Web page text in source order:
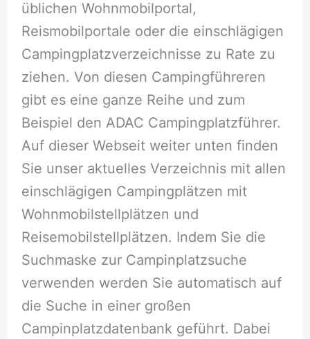
üblichen Wohnmobilportal,
Reismobilportale oder die einschlägigen
Campingplatzverzeichnisse zu Rate zu
ziehen. Von diesen Campingführeren
gibt es eine ganze Reihe und zum
Beispiel den ADAC Campingplatzführer.
Auf dieser Webseit weiter unten finden
Sie unser aktuelles Verzeichnis mit allen
einschlägigen Campingplätzen mit
Wohnmobilstellplätzen und
Reisemobilstellplätzen. Indem Sie die
Suchmaske zur Campinplatzsuche
verwenden werden Sie automatisch auf
die Suche in einer großen
Campinplatzdatenbank geführt. Dabei